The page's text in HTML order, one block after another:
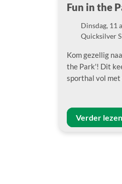
Fun in the
Datum
Dinsdag, 11
Locatie
Quicksilver
Kom gezellig
the Park'! Dit
sporthal vol met
Verder lezen